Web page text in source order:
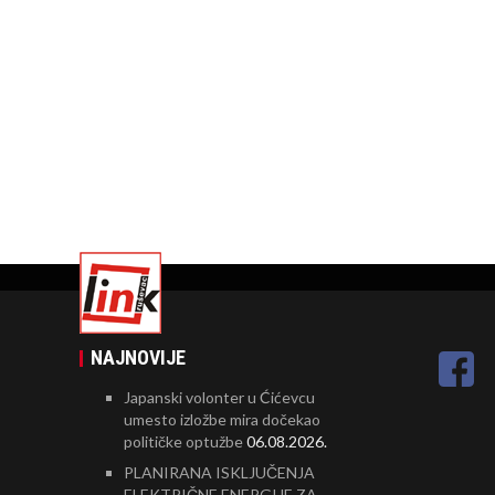
NAJNOVIJE
Japanski volonter u Ćićevcu
umesto izložbe mira dočekao
političke optužbe06.08.2026.
PLANIRANA ISKLJUČENJA